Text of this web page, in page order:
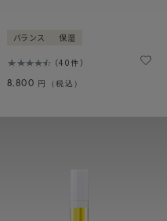
バランス 保湿
40件
8,800 円（税込）